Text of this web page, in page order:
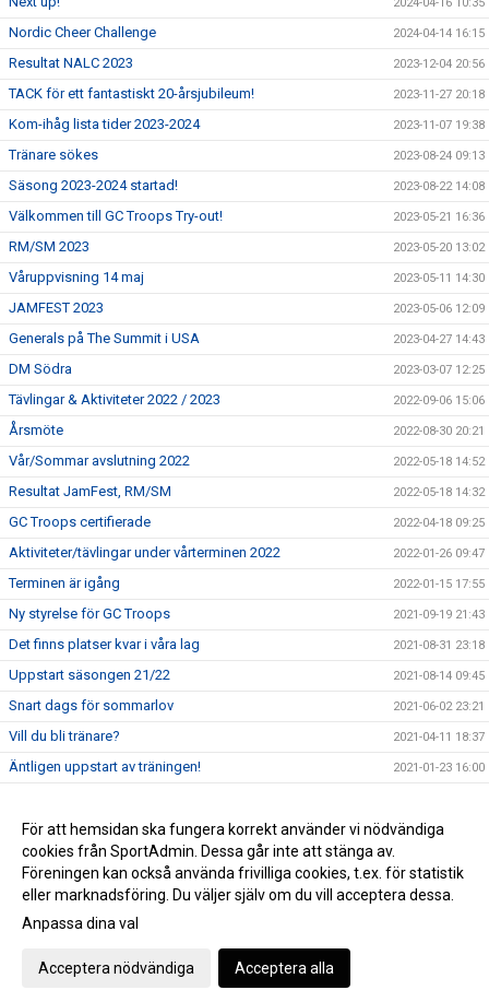
Nordic Cheer Challenge 2024-04-14 16:15
Resultat NALC 2023 2023-12-04 20:56
TACK för ett fantastiskt 20-årsjubileum! 2023-11-27 20:18
Kom-ihåg lista tider 2023-2024 2023-11-07 19:38
Tränare sökes 2023-08-24 09:13
Säsong 2023-2024 startad! 2023-08-22 14:08
Välkommen till GC Troops Try-out! 2023-05-21 16:36
RM/SM 2023 2023-05-20 13:02
Våruppvisning 14 maj 2023-05-11 14:30
JAMFEST 2023 2023-05-06 12:09
Generals på The Summit i USA 2023-04-27 14:43
DM Södra 2023-03-07 12:25
Tävlingar & Aktiviteter 2022 / 2023 2022-09-06 15:06
Årsmöte 2022-08-30 20:21
Vår/Sommar avslutning 2022 2022-05-18 14:52
Resultat JamFest, RM/SM 2022-05-18 14:32
GC Troops certifierade 2022-04-18 09:25
Aktiviteter/tävlingar under vårterminen 2022 2022-01-26 09:47
Terminen är igång 2022-01-15 17:55
Ny styrelse för GC Troops 2021-09-19 21:43
Det finns platser kvar i våra lag 2021-08-31 23:18
Uppstart säsongen 21/22 2021-08-14 09:45
Snart dags för sommarlov 2021-06-02 23:21
Vill du bli tränare? 2021-04-11 18:37
Äntligen uppstart av träningen! 2021-01-23 16:00
GC Troops Christmas Countdown Challenge 2020-11-30 16:30
Uppdaterade riktlinjer gällande Corona-viruset 2020-10-29 18:26
Gå till Webbversion
För att hemsidan ska fungera korrekt använder vi nödvändiga
cookies från SportAdmin. Dessa går inte att stänga av.
Föreningen kan också använda frivilliga cookies, t.ex. för statistik
eller marknadsföring. Du väljer själv om du vill acceptera dessa.
Anpassa dina val
Acceptera nödvändiga Acceptera alla